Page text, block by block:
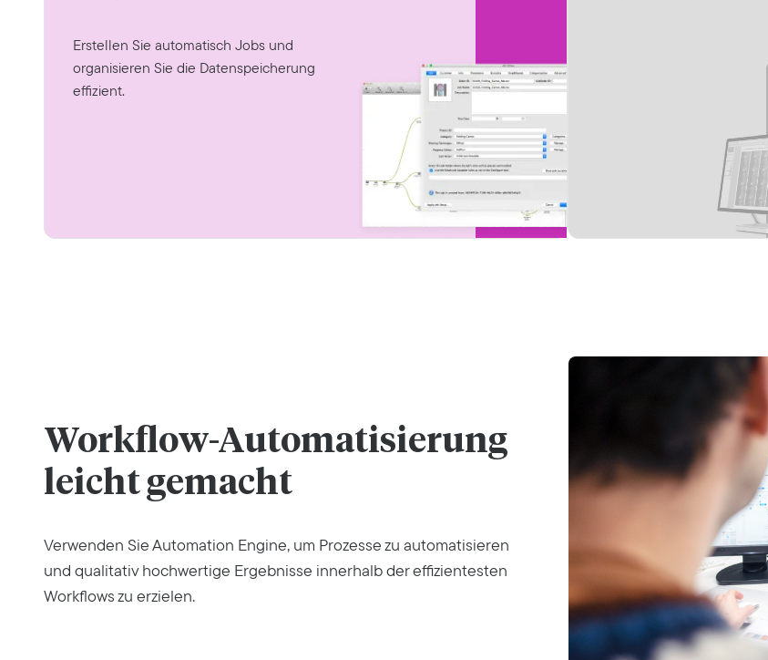
Erstellen Sie automatisch Jobs und
organisieren Sie die Datenspeicherung
effizient.
Workflow-Automatisierung
leicht gemacht
Verwenden Sie Automation Engine, um Prozesse zu automatisieren
und qualitativ hochwertige Ergebnisse innerhalb der effizientesten
Workflows zu erzielen.